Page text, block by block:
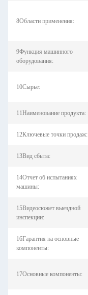
8Области применения:
9Функция машинного
оборудования:
10Сырье:
11Наименование продукта:
12Ключевые точки продаж:
13Вид сбыта:
14Отчет об испытаниях
машины:
15Видеосюжет выездной
инспекции:
16Гарантия на основные
компоненты:
17Основные компоненты: